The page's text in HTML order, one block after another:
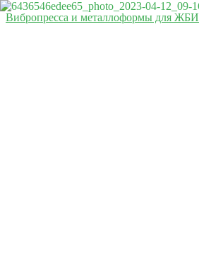
Вибропресса и металлоформы для ЖБИ